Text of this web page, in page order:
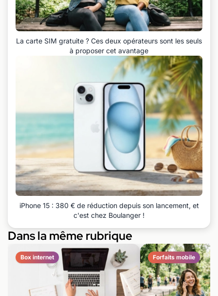
La carte SIM gratuite ? Ces deux opérateurs sont les seuls
à proposer cet avantage
iPhone 15 : 380 € de réduction depuis son lancement, et
c'est chez Boulanger !
Dans la même rubrique
Box internet Forfaits mobile